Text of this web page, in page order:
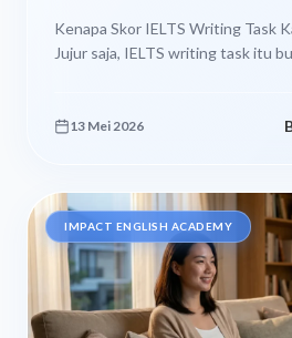
Kenapa Skor IELTS Writing Task
Jujur saja, IELTS writing task itu
13 Mei 2026
IMPACT ENGLISH ACADEMY